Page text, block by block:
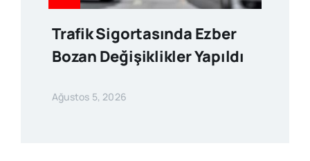
Trafik Sigortasında Ezber
Bozan Değişiklikler Yapıldı
Ağustos 5, 2026